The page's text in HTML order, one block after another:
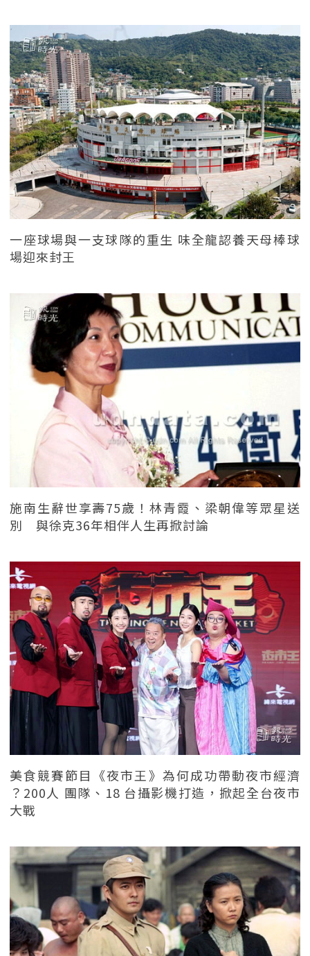
一座球場與一支球隊的重生 味全龍認養天母棒球
場迎來封王
施南生辭世享壽75歲！林青霞、梁朝偉等眾星送
別 與徐克36年相伴人生再掀討論
美食競賽節目《夜市王》為何成功帶動夜市經濟
？200人 團隊、18 台攝影機打造，掀起全台夜市
大戰